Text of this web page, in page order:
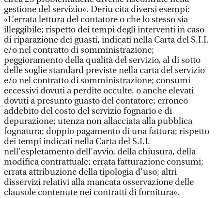
gestione del servizio». Deriu cita diversi esempi:
«L’errata lettura del contatore o che lo stesso sia
illeggibile; rispetto dei tempi degli interventi in caso
di riparazione dei guasti, indicati nella Carta del S.I.I.
e/o nel contratto di somministrazione;
peggioramento della qualità del servizio, al di sotto
delle soglie standard previste nella carta del servizio
e/o nel contratto di somministrazione; consumi
eccessivi dovuti a perdite occulte, o anche elevati
dovuti a presunto guasto del contatore; erroneo
addebito del costo del servizio fognario e di
depurazione; utenza non allacciata alla pubblica
fognatura; doppio pagamento di una fattura; rispetto
dei tempi indicati nella Carta del S.I.I.
nell’espletamento dell’avvio, della chiusura, della
modifica contrattuale; errata fatturazione consumi;
errata attribuzione della tipologia d’uso; altri
disservizi relativi alla mancata osservazione delle
clausole contenute nei contratti di fornitura».